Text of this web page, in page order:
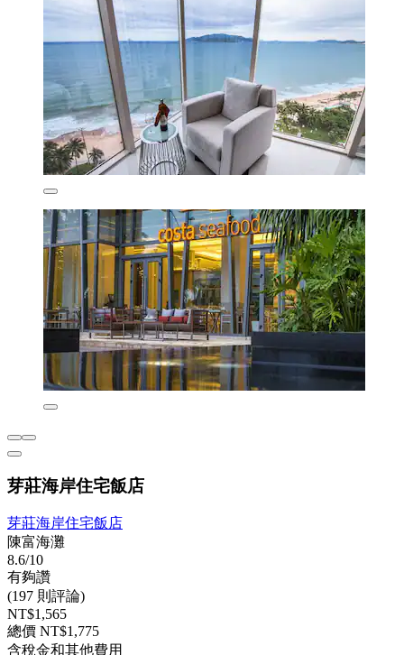
芽莊海岸住宅飯店
芽莊海岸住宅飯店
陳富海灘
8.6/10
有夠讚
(197 則評論)
NT$1,565
總價 NT$1,775
含稅金和其他費用